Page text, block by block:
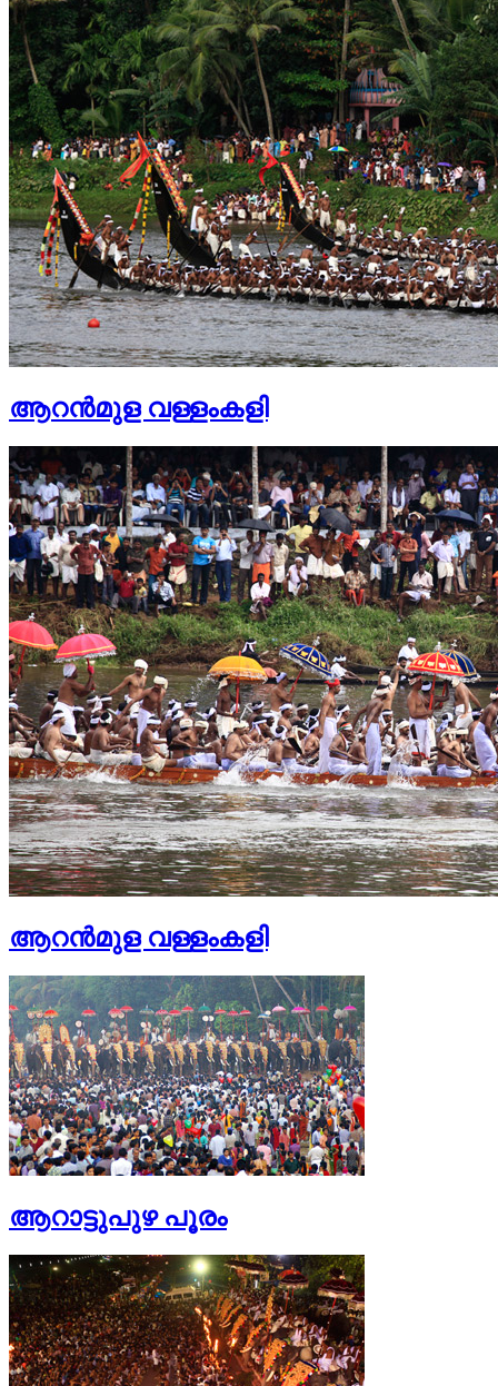
ആറന്‍മുള വള്ളംകളി
ആറന്‍മുള വള്ളംകളി
ആറാട്ടുപുഴ പൂരം